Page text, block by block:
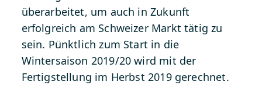
überarbeitet, um auch in Zukunft
erfolgreich am Schweizer Markt tätig zu
sein. Pünktlich zum Start in die
Wintersaison 2019/20 wird mit der
Fertigstellung im Herbst 2019 gerechnet.